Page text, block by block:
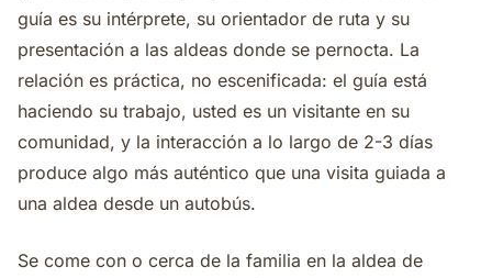
guía es su intérprete, su orientador de ruta y su
presentación a las aldeas donde se pernocta. La
relación es práctica, no escenificada: el guía está
haciendo su trabajo, usted es un visitante en su
comunidad, y la interacción a lo largo de 2-3 días
produce algo más auténtico que una visita guiada a
una aldea desde un autobús.
Se come con o cerca de la familia en la aldea de